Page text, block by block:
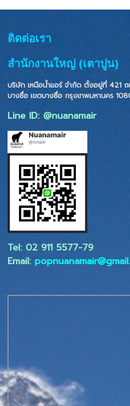
ติดต่อเรา
สำนักงานใหญ่ (เตาปูน)
บริษัท เหนือน้ำแอร์ จำกัด ตั้งอยู่ที่ 421
บางซื่อ เขตบางซื่อ กรุงเทพมหานคร
Line ID: @nuanamair
Tel: 02 ​911 5577-79
Email: